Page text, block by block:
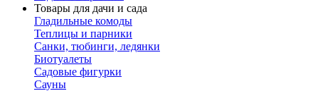
Товары для дачи и сада
Гладильные комоды
Теплицы и парники
Санки, тюбинги, ледянки
Биотуалеты
Садовые фигурки
Сауны